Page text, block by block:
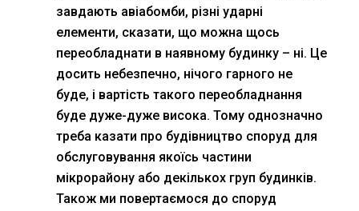
завдають авіабомби, різні ударні
елементи, сказати, що можна щось
переобладнати в наявному будинку – ні. Це
досить небезпечно, нічого гарного не
буде, і вартість такого переобладнання
буде дуже-дуже висока. Тому однозначно
треба казати про будівництво споруд для
обслуговування якоїсь частини
мікрорайону або декількох груп будинків.
Також ми повертаємося до споруд